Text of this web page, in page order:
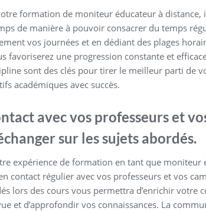
formation de moniteur éducateur à distance,
de manière à pouvoir consacrer du temps
vos journées et en dédiant des plages
favoriserez une progression constante et
sont des clés pour tirer le meilleur parti de
académiques avec succès.
avec vos professeurs et
sur les sujets abordés.
expérience de formation en tant que moniteur
contact régulier avec vos professeurs et vos
lors des cours vous permettra d’enrichir votre
et d’approfondir vos connaissances. La